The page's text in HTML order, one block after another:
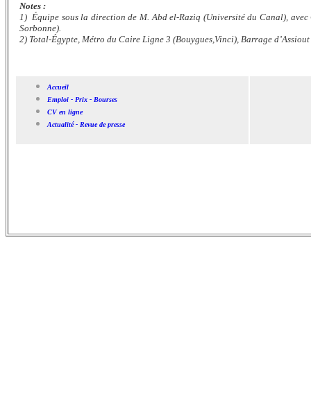
Notes :
1) Équipe sous la direction de M. Abd el-Raziq (Université du Canal),
Sorbonne).
2) Total-Égypte, Métro du Caire Ligne 3 (Bouygues,Vinci), Barrage
Accueil
Emploi - Prix - Bourses
CV en ligne
Actualité - Revue de presse